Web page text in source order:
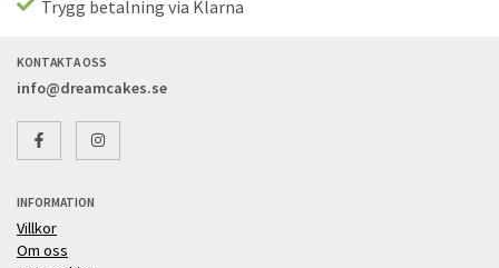
Trygg betalning via Klarna
KONTAKTA OSS
info@dreamcakes.se
INFORMATION
Villkor
Om oss